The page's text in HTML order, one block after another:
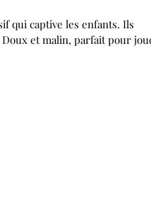
qui captive les enfants. Ils
et malin, parfait pour